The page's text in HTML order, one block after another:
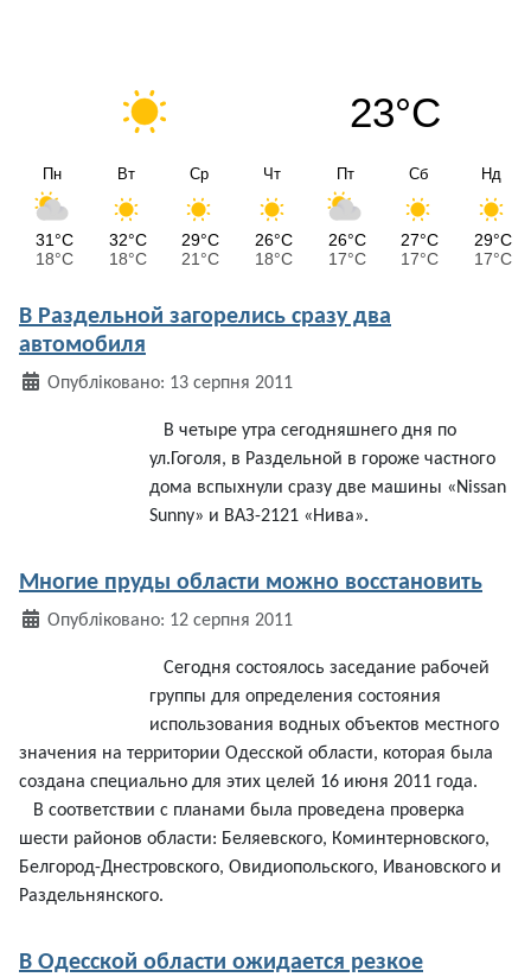
23°C
Пн
31°C
18°C
Вт
32°C
18°C
Ср
29°C
21°C
Чт
26°C
18°C
Пт
26°C
17°C
Сб
27°C
17°C
Нд
29°C
17°C
В Раздельной загорелись сразу два
автомобиля
ДеталіОпубліковано: 13 серпня 2011
В четыре утра сегодняшнего дня по
ул.Гоголя, в Раздельной в гороже частного
дома вспыхнули сразу две машины «Nissan
Sunny» и ВАЗ-2121 «Нива».
Многие пруды области можно восстановить
ДеталіОпубліковано: 12 серпня 2011
Сегодня состоялось заседание рабочей
группы для определения состояния
использования водных объектов местного
значения на территории Одесской области, которая была
создана специально для этих целей 16 июня 2011 года.
В соответствии с планами была проведена проверка
шести районов области: Беляевского, Коминтерновского,
Белгород-Днестровского, Овидиопольского, Ивановского и
Раздельнянского.
В Одесской области ожидается резкое